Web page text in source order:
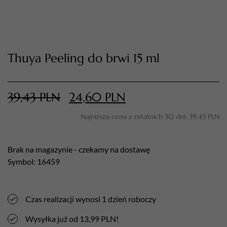
TWÓJ KOSZYK (0 )
PRZEJDŹ DO KOSZYKA
Thuya Peeling do brwi 15 ml
39,43PLN 24,60 PLN
Najniższa cena z ostatnich 30 dni: 39,43 PLN
Brak na magazynie - czekamy na dostawę
Symbol: 16459
Czas realizacji wynosi 1 dzień roboczy
Wysyłka już od 13,99 PLN!